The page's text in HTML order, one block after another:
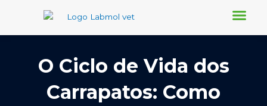
O Ciclo de Vida dos
Carrapatos: Como